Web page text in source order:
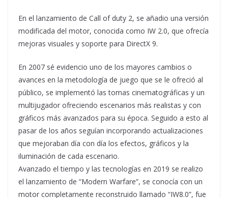
En el lanzamiento de Call of duty 2, se añadio una versión
modificada del motor, conocida como IW 2.0, que ofrecía
mejoras visuales y soporte para DirectX 9.
En 2007 sé evidencio uno de los mayores cambios o
avances en la metodología de juego que se le ofreció al
público, se implementó las tomas cinematográficas y un
multijugador ofreciendo escenarios más realistas y con
gráficos más avanzados para su época. Seguido a esto al
pasar de los años seguían incorporando actualizaciones
que mejoraban día con día los efectos, gráficos y la
iluminación de cada escenario.
Avanzado el tiempo y las tecnologías en 2019 se realizo
el lanzamiento de “Modern Warfare”, se conocía con un
motor completamente reconstruido llamado “IW8.0”, fue